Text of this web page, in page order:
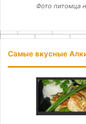
Фото питомца
Самые вкусные